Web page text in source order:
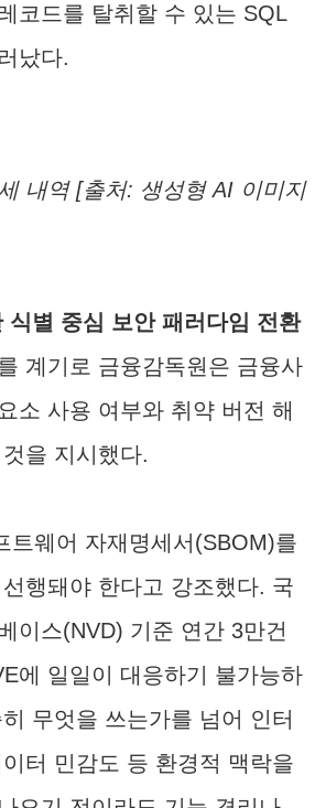
코드를 탈취할 수 있는 SQL
났다.
내역 [출처: 생성형 AI 이미지
식별 중심 보안 패러다임 전환
계기로 금융감독원은 금융사
소 사용 여부와 취약 버전 해
을 지시했다.
트웨어 자재명세서(SBOM)를
행돼야 한다고 강조했다. 국
이스(NVD) 기준 연간 3만건
에 일일이 대응하기 불가능하
무엇을 쓰는가를 넘어 인터
터 민감도 등 환경적 맥락을